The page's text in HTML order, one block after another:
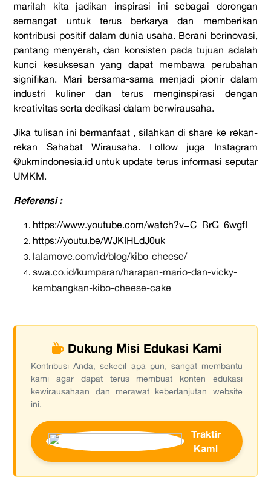
marilah kita jadikan inspirasi ini sebagai dorongan
semangat untuk terus berkarya dan memberikan
kontribusi positif dalam dunia usaha. Berani berinovasi,
pantang menyerah, dan konsisten pada tujuan adalah
kunci kesuksesan yang dapat membawa perubahan
signifikan. Mari bersama-sama menjadi pionir dalam
industri kuliner dan terus menginspirasi dengan
kreativitas serta dedikasi dalam berwirausaha.
Jika tulisan ini bermanfaat , silahkan di share ke rekan-
rekan Sahabat Wirausaha. Follow juga Instagram
@ukmindonesia.id untuk update terus informasi seputar
UMKM.
Referensi :
https://www.youtube.com/watch?v=C_BrG_6wgfI
https://youtu.be/WJKIHLdJ0uk
lalamove.com/id/blog/kibo-cheese/
swa.co.id/kumparan/harapan-mario-dan-vicky-
kembangkan-kibo-cheese-cake
Dukung Misi Edukasi Kami
Kontribusi Anda, sekecil apa pun, sangat membantu
kami agar dapat terus membuat konten edukasi
kewirausahaan dan merawat keberlanjutan website
ini.
Traktir
Kami